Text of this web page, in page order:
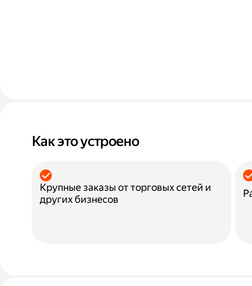
Как это устроено
Крупные заказы от торговых сетей и
других бизнесов